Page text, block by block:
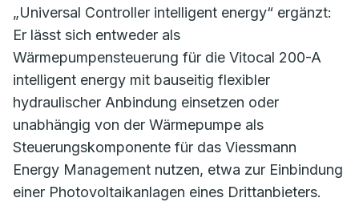
„Universal Controller intelligent energy“ ergänzt:
Er lässt sich entweder als
Wärmepumpensteuerung für die Vitocal 200-A
intelligent energy mit bauseitig flexibler
hydraulischer Anbindung einsetzen oder
unabhängig von der Wärmepumpe als
Steuerungskomponente für das Viessmann
Energy Management nutzen, etwa zur Einbindung
einer Photovoltaikanlagen eines Drittanbieters.